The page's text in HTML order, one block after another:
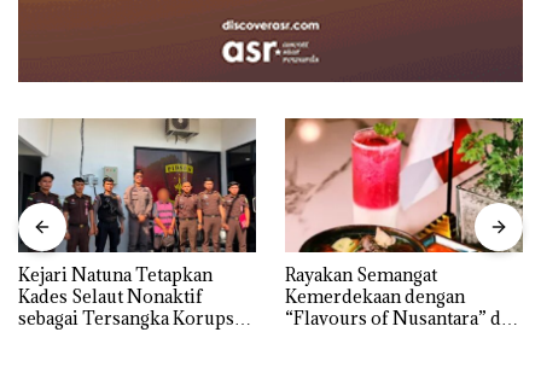
Kejari Natuna Tetapkan
Kades Selaut Nonaktif
sebagai Tersangka Korupsi
Rayakan Semangat
Kemerdekaan dengan
“Flavours of Nusantara” di